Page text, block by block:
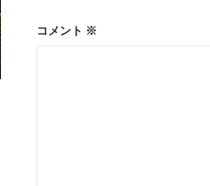
コメント ※